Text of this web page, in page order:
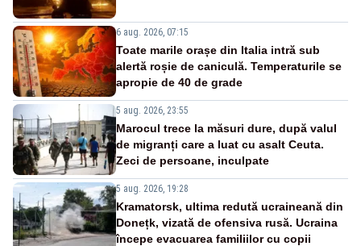
6 aug. 2026, 07:15
Toate marile orașe din Italia intră sub
alertă roșie de caniculă. Temperaturile se
apropie de 40 de grade
5 aug. 2026, 23:55
Marocul trece la măsuri dure, după valul
de migranți care a luat cu asalt Ceuta.
Zeci de persoane, inculpate
5 aug. 2026, 19:28
Kramatorsk, ultima redută ucraineană din
Donețk, vizată de ofensiva rusă. Ucraina
începe evacuarea familiilor cu copii